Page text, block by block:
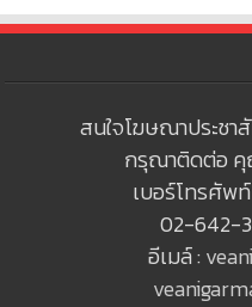
สนใจโฆษณาประช
กรุณาติดต่อ คุ
เบอร์โทรศัพ
02-642-
อีเมล์ :